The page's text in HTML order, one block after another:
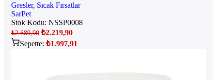
Gresler, Sıcak Fırsatlar
SarPet
Stok Kodu: NSSP0008
₺2.689,90 ₺2.219,90
Sepette: ₺1.997,91